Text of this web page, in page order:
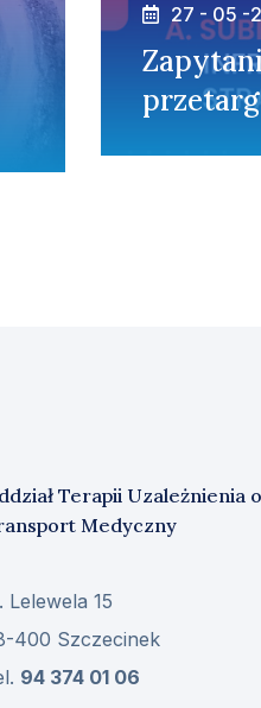
27 - 05 -
Terapii Uzależnienia
Medyczny
Lelewela 15
400 Szczecinek
94 374 01 06